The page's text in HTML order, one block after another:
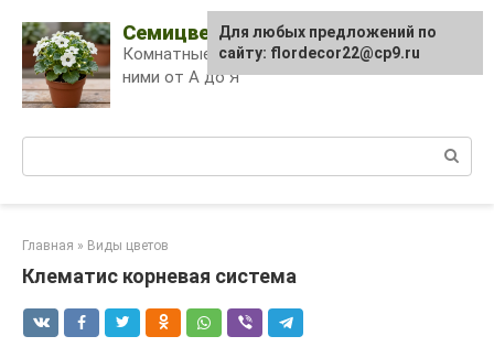
content
Семицветик
Комнатные растения и уход за
ними от А до Я
Главная » Виды цветов
Клематис корневая система
Для любых предложений по
сайту: flordecor22@cp9.ru